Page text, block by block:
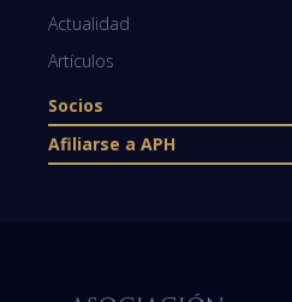
Actualidad
Artículos
Socios
Afiliarse a APH